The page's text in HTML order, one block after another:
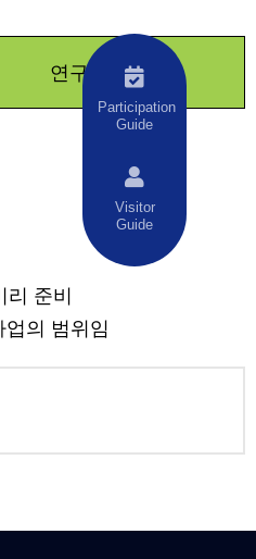
연구진 소개
준비
의 범위임
Participation
Guide
Visitor
Guide